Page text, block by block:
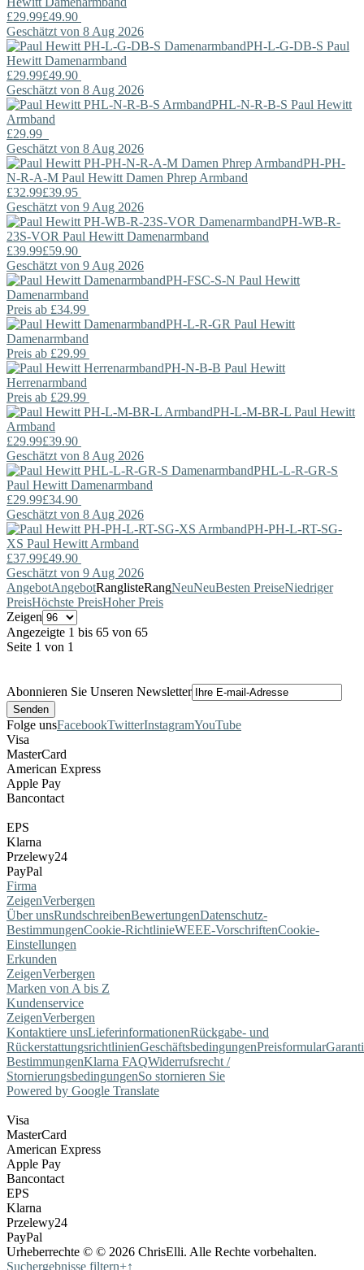
£29.99£49.90
Geschätzt von 8 Aug 2026
PH-L-G-DB-S Paul
Hewitt Damenarmband
£29.99£49.90
Geschätzt von 8 Aug 2026
PHL-N-R-B-S Paul Hewitt
Armband
£29.99
Geschätzt von 8 Aug 2026
PH-PH-
N-R-A-M Paul Hewitt Damen Phrep Armband
£32.99£39.95
Geschätzt von 9 Aug 2026
PH-WB-R-
23S-VOR Paul Hewitt Damenarmband
£39.99£59.90
Geschätzt von 9 Aug 2026
PH-FSC-S-N Paul Hewitt
Damenarmband
Preis ab £34.99
PH-L-R-GR Paul Hewitt
Damenarmband
Preis ab £29.99
PH-N-B-B Paul Hewitt
Herrenarmband
Preis ab £29.99
PH-L-M-BR-L Paul Hewitt
Armband
£29.99£39.90
Geschätzt von 8 Aug 2026
PHL-L-R-GR-S
Paul Hewitt Damenarmband
£29.99£34.90
Geschätzt von 8 Aug 2026
PH-PH-L-RT-SG-
XS Paul Hewitt Armband
£37.99£49.90
Geschätzt von 9 Aug 2026
AngebotAngebotRanglisteRangNeuNeuBesten PreiseNiedriger
PreisHöchste PreisHoher Preis
Zeigen
Angezeigte 1 bis 65 von 65
Seite 1 von 1
Abonnieren Sie Unseren Newsletter
Folge unsFacebookTwitterInstagramYouTube
Visa
MasterCard
American Express
Apple Pay
Bancontact
EPS
Klarna
Przelewy24
PayPal
Firma
ZeigenVerbergen
Über unsRundschreibenBewertungenDatenschutz-
BestimmungenCookie-RichtlinieWEEE-VorschriftenCookie-
Einstellungen
Erkunden
ZeigenVerbergen
Marken von A bis Z
Kundenservice
ZeigenVerbergen
Kontaktiere unsLieferinformationenRückgabe- und
RückerstattungsrichtlinienGeschäftsbedingungenPreisformular
BestimmungenKlarna FAQWiderrufsrecht /
StornierungsbedingungenSo stornieren Sie
Powered by Google Translate
Visa
MasterCard
American Express
Apple Pay
Bancontact
EPS
Klarna
Przelewy24
PayPal
Urheberrechte © © 2026 ChrisElli. Alle Rechte vorbehalten.
Suchergebnisse filtern+↑